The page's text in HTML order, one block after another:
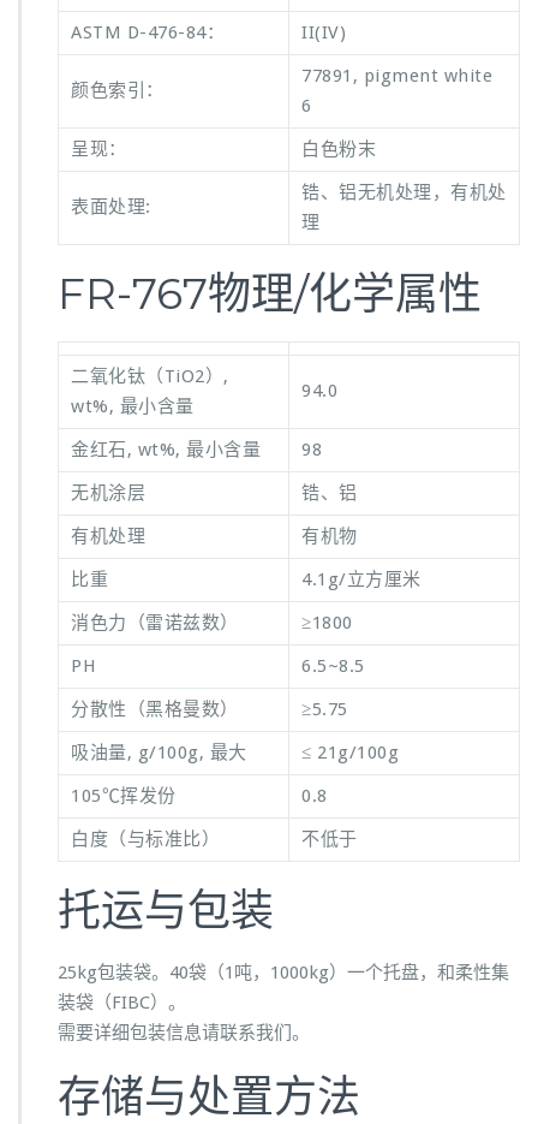
ASTM D-476-84： II(IV)
颜色索引：
77891, pigment white
6
呈现：
白色粉末
表面处理:
锆、铝无机处理，有机处
理
FR-767物理/化学属性
二氧化钛（TiO2）,
wt%, 最小含量
94.0
金红石, wt%, 最小含量
98
无机涂层
锆、铝
有机处理
有机物
比重
4.1g/立方厘米
消色力（雷诺兹数）
≥1800
PH
6.5~8.5
分散性（黑格曼数）
≥5.75
吸油量, g/100g, 最大
≤ 21g/100g
105℃挥发份
0.8
白度（与标准比）
不低于
托运与包装
25kg包装袋。40袋（1吨，1000kg）一个托盘，和柔性集
装袋（FIBC）。
需要详细包装信息请联系我们。
存储与处置方法